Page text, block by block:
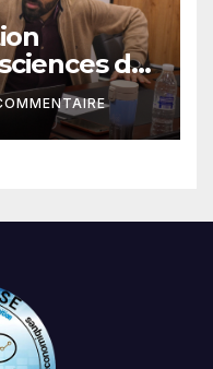
du